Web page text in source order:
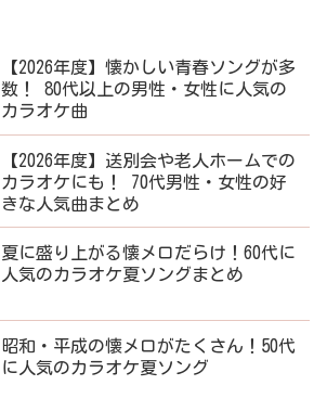
【2026年度】懐かしい青春ソングが多
数！ 80代以上の男性・女性に人気の
カラオケ曲
【2026年度】送別会や老人ホームでの
カラオケにも！ 70代男性・女性の好
きな人気曲まとめ
夏に盛り上がる懐メロだらけ！60代に
人気のカラオケ夏ソングまとめ
昭和・平成の懐メロがたくさん！50代
に人気のカラオケ夏ソング